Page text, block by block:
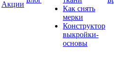
Акции
Как снять
мерки
Конструктор
выкройки-
основы